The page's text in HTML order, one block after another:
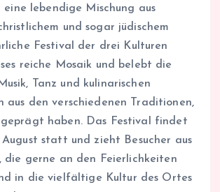
lebendige Mischung aus
und sogar jüdischem
Festival der drei Kulturen
reiche Mosaik und belebt die
Tanz und kulinarischen
aus den verschiedenen Traditionen,
haben. Das Festival findet
August statt und zieht Besucher aus
die gerne an den Feierlichkeiten
in die vielfältige Kultur des Ortes